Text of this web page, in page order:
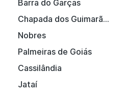
Barra do Garças
Chapada dos Guimarães
Nobres
Palmeiras de Goiás
Cassilândia
Jataí